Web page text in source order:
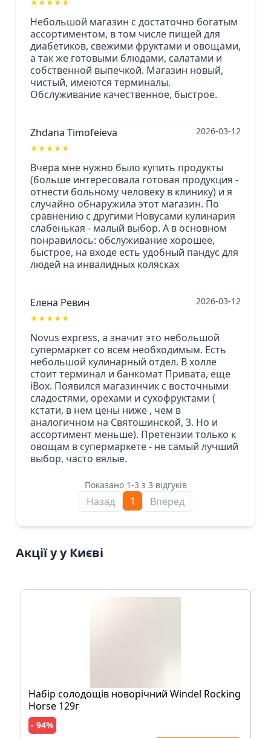
★★★★★
Небольшой магазин с достаточно богатым
ассортиментом, в том числе пищей для
диабетиков, свежими фруктами и овощами,
а так же готовыми блюдами, салатами и
собственной выпечкой. Магазин новый,
чистый, имеются терминалы.
Обслуживание качественное, быстрое.
Zhdana Timofeieva
★★★★★
2026-03-12
Вчера мне нужно было купить продукты
(больше интересовала готовая продукция -
отнести больному человеку в клинику) и я
случайно обнаружила этот магазин. По
сравнению с другими Новусами кулинария
слабенькая - малый выбор. А в основном
понравилось: обслуживание хорошее,
быстрое, на входе есть удобный пандус для
людей на инвалидных колясках
Елена Ревин
★★★★★
2026-03-12
Novus express, а значит это небольшой
супермаркет со всем необходимым. Есть
небольшой кулинарный отдел. В холле
стоит терминал и банкомат Привата, еще
iBox. Появился магазинчик с восточными
сладостями, орехами и сухофруктами (
кстати, в нем цены ниже , чем в
аналогичном на Святошинской, 3. Но и
ассортимент меньше). Претензии только к
овощам в супермаркете - не самый лучший
выбор, часто вялые.
Показано 1-3 з 3 відгуків
Назад 1 Вперед
Акції у у Києві
Набір солодощів новорічний Windel Rocking
Horse 129г
- 94%